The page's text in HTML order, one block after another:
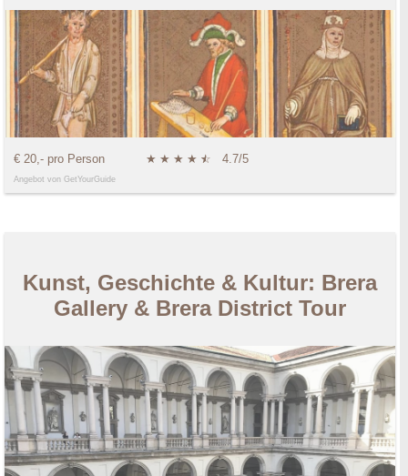
€ 20,- pro Person ★ ★ ★ ★ ★
☆ 4.7/5
Angebot von GetYourGuide
Kunst, Geschichte & Kultur: Brera
Gallery & Brera District Tour